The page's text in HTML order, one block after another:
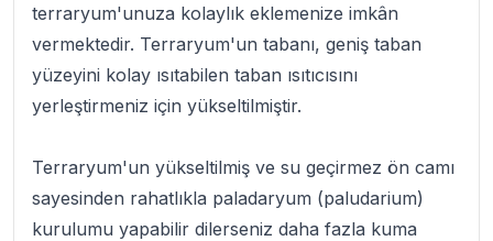
terraryum'unuza kolaylık eklemenize imkân
vermektedir. Terraryum'un tabanı, geniş taban
yüzeyini kolay ısıtabilen taban ısıtıcısını
yerleştirmeniz için yükseltilmiştir.
Terraryum'un yükseltilmiş ve su geçirmez ön camı
sayesinden rahatlıkla paladaryum (paludarium)
kurulumu yapabilir dilerseniz daha fazla kuma